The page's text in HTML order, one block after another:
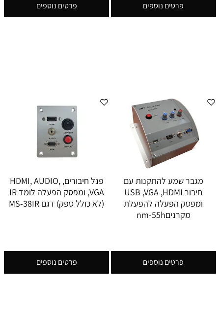
פרטים נוספים פרטים נוספים
מגבר שמע להתקנות עם
חיבור USB ,VGA ,HDMI
ומפסק הפעלה להפעלת
מקרניםnm-55h
פרטים נוספים
פנל חיבורים, HDMI, AUDIO,
VGA, ומפסק הפעלה לומד IR
(לא כולל ספק) דגם MS-38IR
פרטים נוספים